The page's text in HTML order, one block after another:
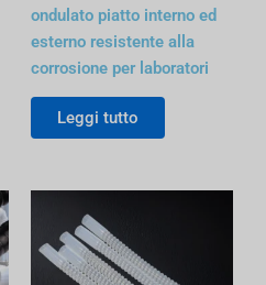
ondulato piatto interno ed
esterno resistente alla
corrosione per laboratori
Leggi tutto